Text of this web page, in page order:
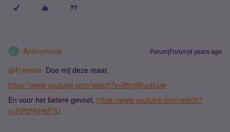
A Anonymous Forum|Forum|4 years ago
@Friesian Doe mij deze maar,
https://www.youtube.com/watch?v=89rgBcx4Luw
En voor het betere gevoel, https://www.youtube.com/watch?
v=HPdHkHslFIU